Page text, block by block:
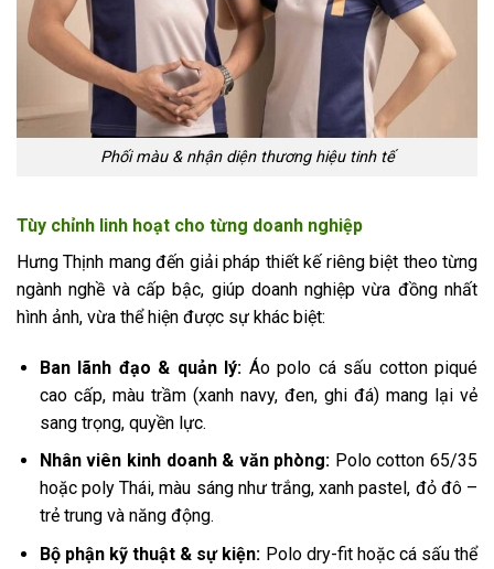
Phối màu & nhận diện thương hiệu tinh tế
Tùy chỉnh linh hoạt cho từng doanh nghiệp
Hưng Thịnh mang đến giải pháp thiết kế riêng biệt theo từng
ngành nghề và cấp bậc, giúp doanh nghiệp vừa đồng nhất
hình ảnh, vừa thể hiện được sự khác biệt:
Ban lãnh đạo & quản lý: Áo polo cá sấu cotton piqué
cao cấp, màu trầm (xanh navy, đen, ghi đá) mang lại vẻ
sang trọng, quyền lực.
Nhân viên kinh doanh & văn phòng: Polo cotton 65/35
hoặc poly Thái, màu sáng như trắng, xanh pastel, đỏ đô –
trẻ trung và năng động.
Bộ phận kỹ thuật & sự kiện: Polo dry-fit hoặc cá sấu thể